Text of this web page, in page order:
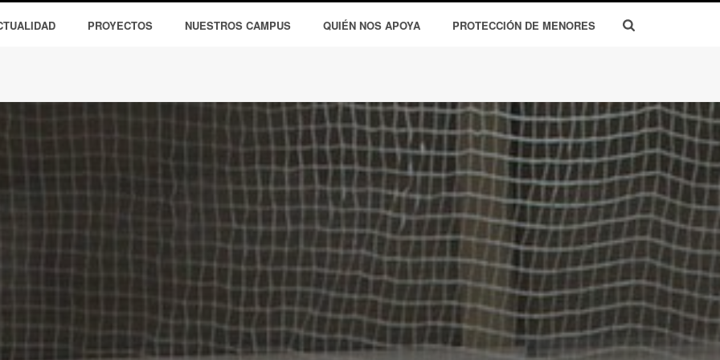
PROYECTOS NUESTROS CAMPUS QUIÉN NOS APOYA PROTECCIÓN DE MENORES